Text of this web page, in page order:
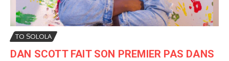
TO SOLOLA
DAN SCOTT FAIT SON PREMIER PAS DANS